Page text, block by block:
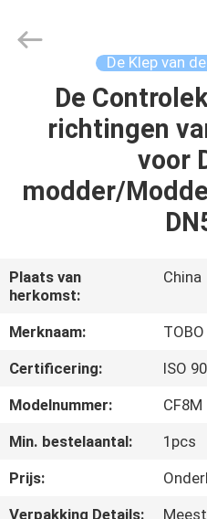
HUIS
PRODUCTEN
FABRIEKSREIS
CONTACTEER
ONS
NIEUWS
CHINA.
De Klep van
De
richtingen
voor
modder/
Plaats van
herkomst:
China
Merknaam:
TOBO
Certificering:
ISO
Modelnummer:
CF8M
Min. bestelaantal:
1pcs
Prijs:
Verpakking Details: